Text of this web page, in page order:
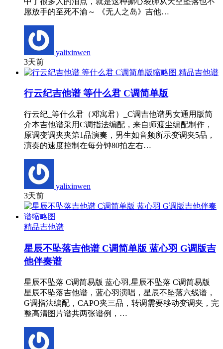
愿放手的至死不渝～ 《无人之岛》吉他…
yalixinwen
3天前
精品吉他谱
行云纪吉他谱 等什么君 C调简单版
行云纪_等什么君（邓寓君）_C调吉他谱男女通用版简
介本吉他谱采用C调指法编配，来自师渡尘编配制作，
原调变调夹夹第1品演奏，男生如音频所示变调夹5品，
演奏的速度控制在每分钟80拍左右…
yalixinwen
3天前
精品吉他谱
星辰不坠落吉他谱 C调简单版 蓝心羽 G调版吉
他伴奏谱
星辰不坠落 C调简易版 蓝心羽,星辰不坠落 C调简易版
星辰不坠落吉他谱，蓝心羽演唱，星辰不坠落六线谱，
G调指法编配，CAPO夹三品，转调需要移动变调夹，完
整高清图片谱共两张谱例，…